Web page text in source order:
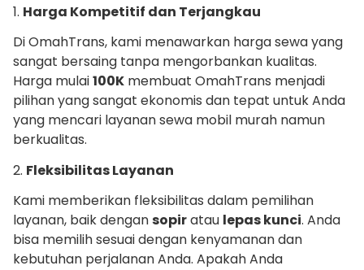
1. Harga Kompetitif dan Terjangkau
Di OmahTrans, kami menawarkan harga sewa yang
sangat bersaing tanpa mengorbankan kualitas.
Harga mulai100K membuat OmahTrans menjadi
pilihan yang sangat ekonomis dan tepat untuk Anda
yang mencari layanan sewa mobil murah namun
berkualitas.
2. Fleksibilitas Layanan
Kami memberikan fleksibilitas dalam pemilihan
layanan, baik dengansopiratau lepas kunci. Anda
bisa memilih sesuai dengan kenyamanan dan
kebutuhan perjalanan Anda. Apakah Anda